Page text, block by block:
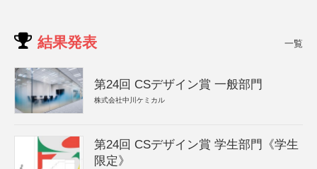
結果発表 一覧
第24回 CSデザイン賞 一般部門
株式会社中川ケミカル
第24回 CSデザイン賞 学生部門《学生
限定》